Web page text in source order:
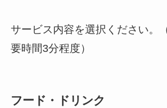
サービス内容を選択ください。
要時間3分程度）
フード・ドリンク